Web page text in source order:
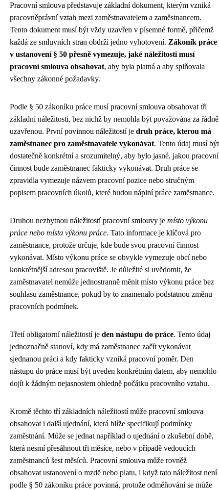
Pracovní smlouva představuje základní dokument, kterým vzniká
pracovněprávní vztah mezi zaměstnavatelem a zaměstnancem.
Tento dokument musí být vždy uzavřen v písemné formě, přičemž
každá ze smluvních stran obdrží jedno vyhotovení. Zákoník práce
v ustanovení § 50 přesně vymezuje, jaké náležitosti musí
pracovní smlouva obsahovat, aby byla platná a aby splňovala
všechny zákonné požadavky.
Podle § 50 zákoníku práce musí pracovní smlouva obsahovat tři
základní náležitosti, bez nichž by nemohla být považována za řádně
uzavřenou. První povinnou náležitostí je druh práce, kterou má
zaměstnanec pro zaměstnavatele vykonávat. Tento údaj musí být
dostatečně konkrétní a srozumitelný, aby bylo jasné, jakou pracovní
činnost bude zaměstnanec fakticky vykonávat. Druh práce se
zpravidla vymezuje názvem pracovní pozice nebo stručným
popisem pracovních úkolů, které budou náplní práce zaměstnance.
Druhou nezbytnou náležitostí pracovní smlouvy je místo výkonu
práce nebo místa výkonu práce. Tato informace je klíčová pro
zaměstnance, protože určuje, kde bude svou pracovní činnost
vykonávat. Místo výkonu práce se obvykle vymezuje obcí nebo
konkrétnější adresou pracoviště. Je důležité si uvědomit, že
zaměstnavatel nemůže jednostranně měnit místo výkonu práce bez
souhlasu zaměstnance, pokud by to znamenalo podstatnou změnu
pracovních podmínek.
Třetí obligatorní náležitostí je den nástupu do práce. Tento údaj
jednoznačně stanoví, kdy má zaměstnanec začít vykonávat
sjednanou práci a kdy fakticky vzniká pracovní poměr. Den
nástupu do práce musí být uveden konkrétním datem, aby nemohlo
dojít k žádným nejasnostem ohledně počátku pracovního vztahu.
Kromě těchto tří základních náležitostí může pracovní smlouva
obsahovat i další ujednání, která blíže specifikují podmínky
zaměstnání. Může se jednat například o ujednání o zkušební době,
která nesmí přesáhnout tři měsíce, nebo v případě vedoucích
zaměstnanců šest měsíců. Pracovní smlouva může rovněž
obsahovat ustanovení o mzdě nebo platu, i když tato náležitost není
podle § 50 zákoníku práce povinná, protože odměňování se může